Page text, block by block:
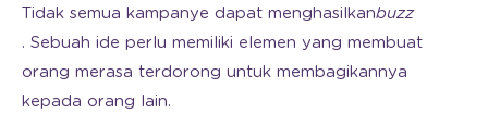
Tidak semua kampanye dapat menghasilkanbuzz
. Sebuah ide perlu memiliki elemen yang membuat
orang merasa terdorong untuk membagikannya
kepada orang lain.